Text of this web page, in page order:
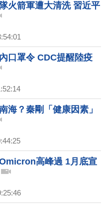
火箭軍遭大清洗 習近平
口罩令 CDC提醒陸疫
海？秦剛「健康因素」
高峰過 1月底宣